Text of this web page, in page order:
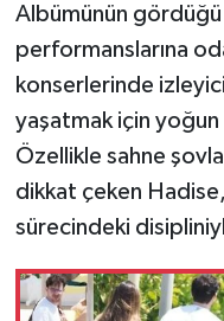
Albümünün gördüğü
performanslarına
konserlerinde
yaşatmak için
Özellikle sahne
dikkat çeken Hadise,
sürecindeki